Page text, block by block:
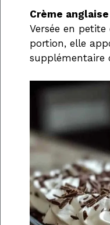
Crème
Versée en
portion, elle
supplémentaire